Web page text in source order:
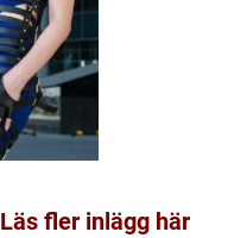
Läs fler inlägg här